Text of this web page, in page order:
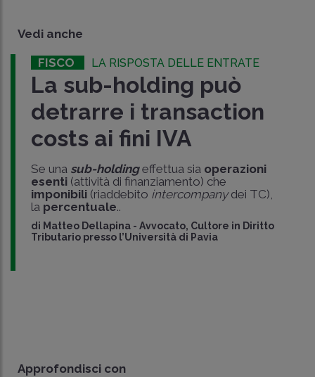
Vedi anche
FISCO LA RISPOSTA DELLE ENTRATE
La sub-holding può
detrarre i transaction
costs ai fini IVA
Se una sub-holdingeffettua sia operazioni
esenti(attività di finanziamento) che
imponibili(riaddebito intercompanydei TC),
la percentuale..
di Matteo Dellapina - Avvocato, Cultore in Diritto
Tributario presso l’Università di Pavia
Approfondisci con